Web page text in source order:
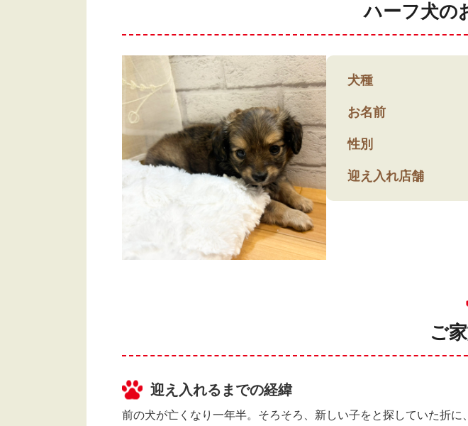
ハーフ犬の
犬種
お名前
性別
迎え入れ店舗
ご
迎え入れるまでの経緯
前の犬が亡くなり一年半。そろそろ、新しい子をと探していた折